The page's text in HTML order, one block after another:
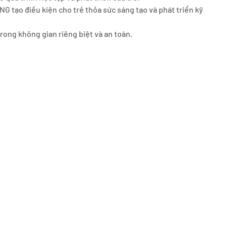
tạo điều kiện cho trẻ thỏa sức sáng tạo và phát triển kỹ
không gian riêng biệt và an toàn.